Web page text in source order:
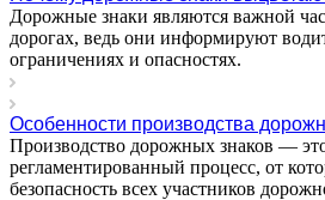
Дорожные знаки являются важной
дорогах, ведь они информируют
ограничениях и опасностях.
Особенности производства
Производство дорожных знаков —
регламентированный процесс, от
безопасность всех участников